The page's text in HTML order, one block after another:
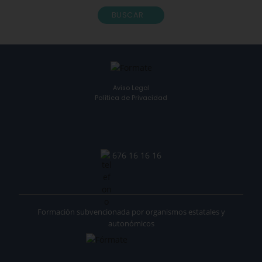
BUSCAR
Aviso Legal
Política de Privacidad
676 16 16 16
Formación subvencionada por organismos estatales y
autonómicos